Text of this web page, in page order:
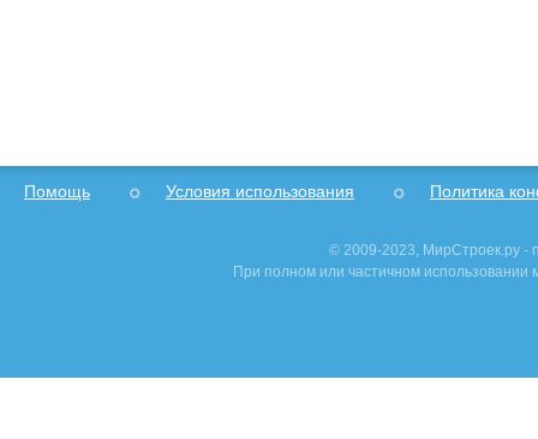
Помощь Условия использования Политика
© 2009-2023, МирСтроек.ру -
При полном или частичном использовании